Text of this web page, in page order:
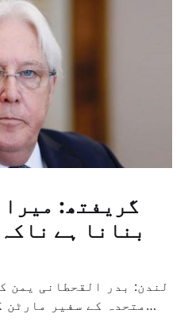
گریفتھ:
بنانا ہے
لندن: بدر القحطانی یمن
متحدہ کے سفیر مارٹن